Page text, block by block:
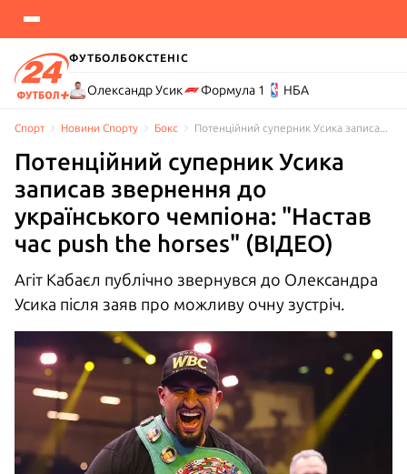
ФУТБОЛБОКСТЕНІС
Олександр Усик Формула 1 НБА
Спорт Новини Спорту Бокс
Потенційний суперник Усика
записав звернення до
українського чемпіона: "Настав
час push the horses" (ВІДЕО)
Агіт Кабаєл публічно звернувся до Олександра
Усика після заяв про можливу очну зустріч.